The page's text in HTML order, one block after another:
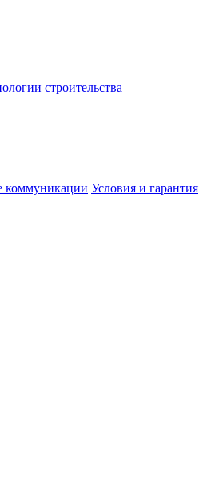
строительства
Условия и гарантия